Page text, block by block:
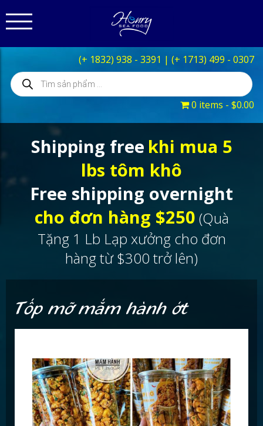
(+ 1832) 938 - 3391 | (+ 1713) 499 - 0307
Products
search
0 items
$0.00
Shipping free khi mua 5
lbs tôm khô
Free shipping overnight
cho đơn hàng $250 (Quà
Tặng 1 Lb Lạp xưởng cho đơn
hàng từ $300 trở lên)
Tốp mỡ mắm hành ớt